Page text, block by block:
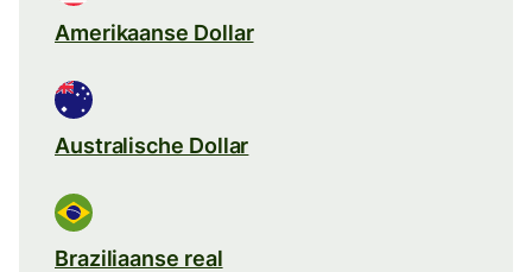
Amerikaanse Dollar
Australische Dollar
Braziliaanse real